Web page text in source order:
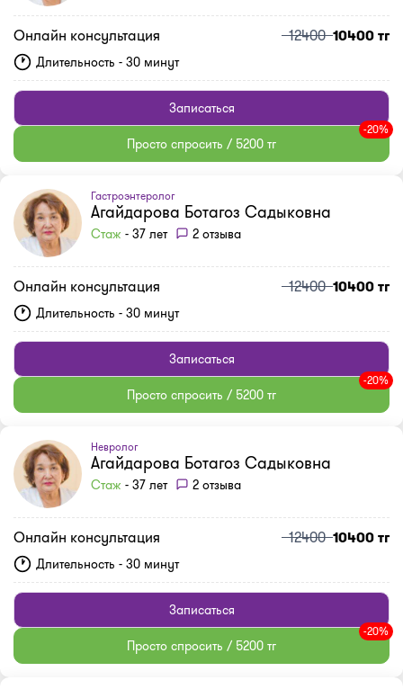
Онлайн консультация 1240010400 тг
Длительность - 30 минут
Записаться
Просто спросить / 5200 тг
-20%
Гастроэнтеролог
Агайдарова Ботагоз Садыковна
Стаж - 37 лет 2 отзыва
Онлайн консультация 1240010400 тг
Длительность - 30 минут
Записаться
Просто спросить / 5200 тг
-20%
Невролог
Агайдарова Ботагоз Садыковна
Стаж - 37 лет 2 отзыва
Онлайн консультация 1240010400 тг
Длительность - 30 минут
Записаться
Просто спросить / 5200 тг
-20%